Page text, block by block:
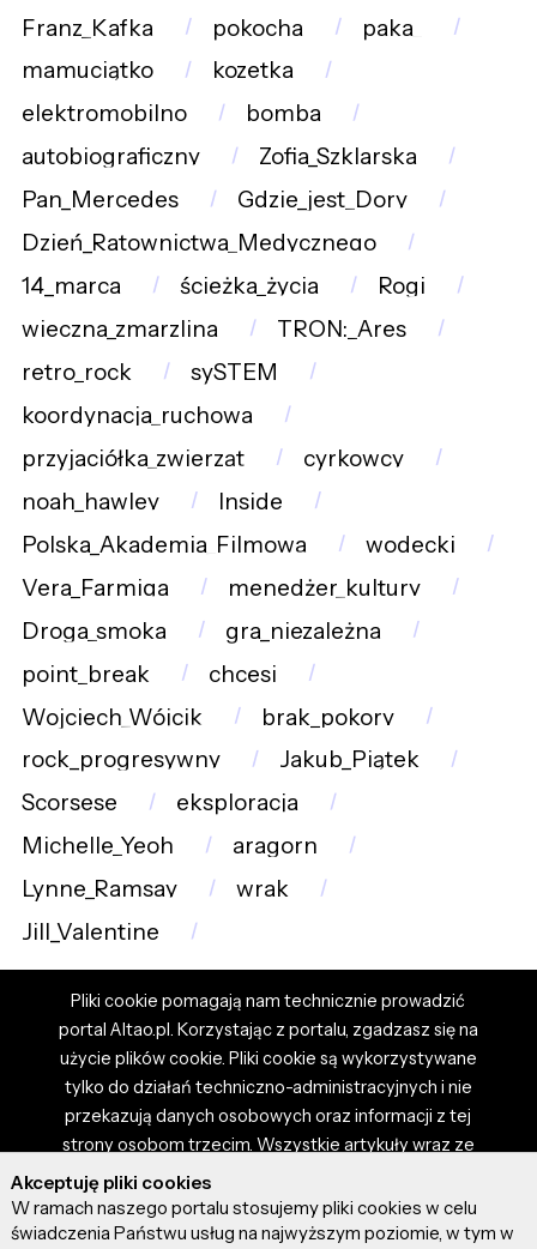
Franz_Kafka
pokocha
paka_
mamuciątko
kozetka
elektromobilno
bomba
autobiograficzny
Zofia_Szklarska
Pan_Mercedes
Gdzie_jest_Dory
Dzień_Ratownictwa_Medycznego
14_marca
ścieżka_życia
Rogi
wieczna_zmarzlina
TRON:_Ares
retro_rock
sySTEM
koordynacja_ruchowa
przyjaciółka_zwierząt
cyrkowcy
noah_hawley
Inside
Polska_Akademia_Filmowa
wodecki
Vera_Farmiga
menedżer_kultury
Droga_smoka
gra_niezależna
point_break
chcesi
Wojciech_Wójcik
brak_pokory
rock_progresywny
Jakub_Piątek
Scorsese
eksploracja
Michelle_Yeoh
aragorn
Lynne_Ramsay
wrak
Jill_Valentine
Pliki cookie pomagają nam technicznie prowadzić
portal Altao.pl. Korzystając z portalu, zgadzasz się na
użycie plików cookie. Pliki cookie są wykorzystywane
tylko do działań techniczno-administracyjnych i nie
przekazują danych osobowych oraz informacji z tej
strony osobom trzecim. Wszystkie artykuły wraz ze
zdjęciami i materiałami dostępnymi na portalu są
własnością użytkowników. Administrator i właściciel
portalu nie ponosi odpowiedzialności za tresci
Akceptuję pliki cookies
W ramach naszego portalu stosujemy pliki cookies w celu
świadczenia Państwu usług na najwyższym poziomie, w tym w